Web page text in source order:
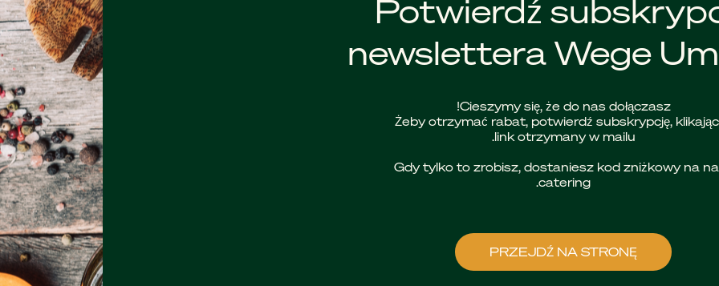
Potwierdź
newslettera Wege
Cieszymy się, że do nas dołączasz!
Żeby otrzymać rabat, potwierdź subskrypcję,
link otrzymany w mailu.
Gdy tylko to zrobisz, dostaniesz kod zniżkowy na
catering.
PRZEJDŹ NA STRONĘ